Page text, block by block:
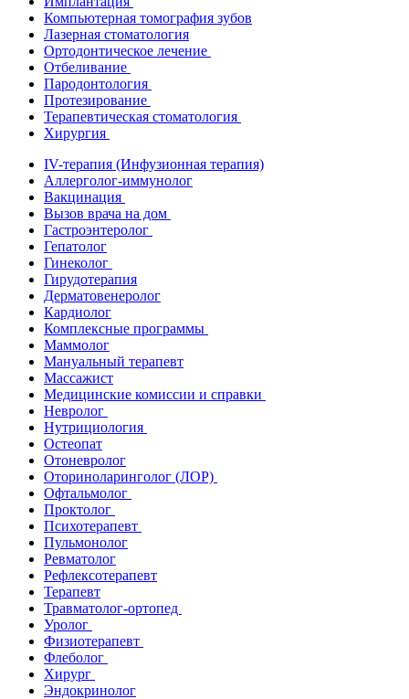
Компьютерная томография зубов
Лазерная стоматология
Ортодонтическое лечение
Отбеливание
Пародонтология
Протезирование
Терапевтическая стоматология
Хирургия
IV-терапия (Инфузионная терапия)
Аллерголог-иммунолог
Вакцинация
Вызов врача на дом
Гастроэнтеролог
Гепатолог
Гинеколог
Гирудотерапия
Дерматовенеролог
Кардиолог
Комплексные программы
Маммолог
Мануальный терапевт
Массажист
Медицинские комиссии и справки
Невролог
Нутрициология
Остеопат
Отоневролог
Оториноларинголог (ЛОР)
Офтальмолог
Проктолог
Психотерапевт
Пульмонолог
Ревматолог
Рефлексотерапевт
Терапевт
Травматолог-ортопед
Уролог
Физиотерапевт
Флеболог
Хирург
Эндокринолог